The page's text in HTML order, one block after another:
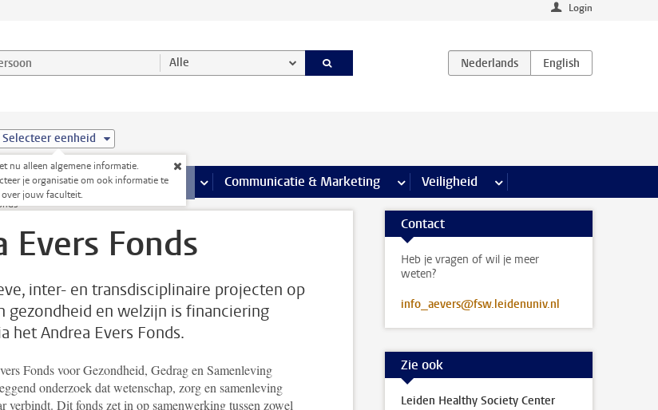
Login
en selecteer categorie Alle
Selecteer eenheid
nu alleen algemene informatie.
je organisatie om ook informatie te
jouw faculteit.
Faciliteiten pagina’s
Onderwijs meer Onderwijs pagina’s
Onderzoek meer Onderzoek pagina’s
Communicatie & Marketing meer Communicatie & Marketing pagina’s
Veiligheid meer Veiligheid pagina’s
Evers Fonds
inter- en transdisciplinaire projecten op
gezondheid en welzijn is financiering
het Andrea Evers Fonds.
Fonds voor Gezondheid, Gedrag en Samenleving
onderzoek dat wetenschap, zorg en samenleving
verbindt. Dit fonds zet in op samenwerking tussen zowel
Contact
Heb je vragen of wil je meer
weten?
info_aevers@fsw.leidenuniv.nl
Zie ook
Leiden Healthy Society Center